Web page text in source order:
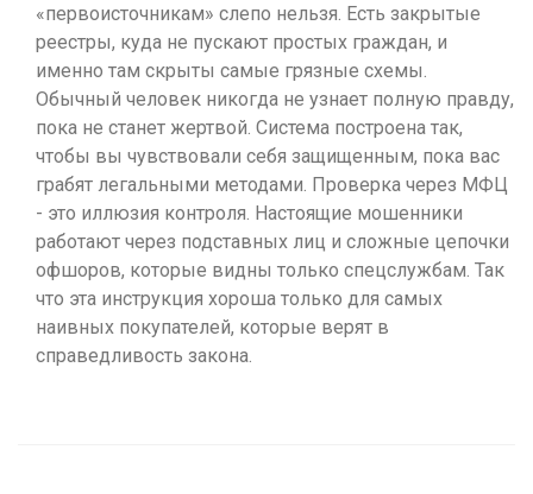
«первоисточникам» слепо нельзя. Есть закрытые
реестры, куда не пускают простых граждан, и
именно там скрыты самые грязные схемы.
Обычный человек никогда не узнает полную правду,
пока не станет жертвой. Система построена так,
чтобы вы чувствовали себя защищенным, пока вас
грабят легальными методами. Проверка через МФЦ
- это иллюзия контроля. Настоящие мошенники
работают через подставных лиц и сложные цепочки
офшоров, которые видны только спецслужбам. Так
что эта инструкция хороша только для самых
наивных покупателей, которые верят в
справедливость закона.